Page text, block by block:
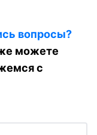
вопросы?
можете
с